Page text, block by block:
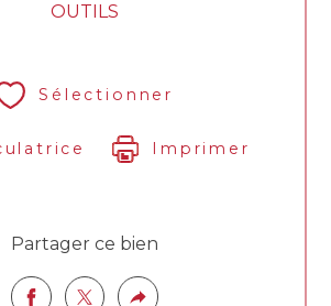
OUTILS
Sélectionner
Imprimer
Partager ce bien